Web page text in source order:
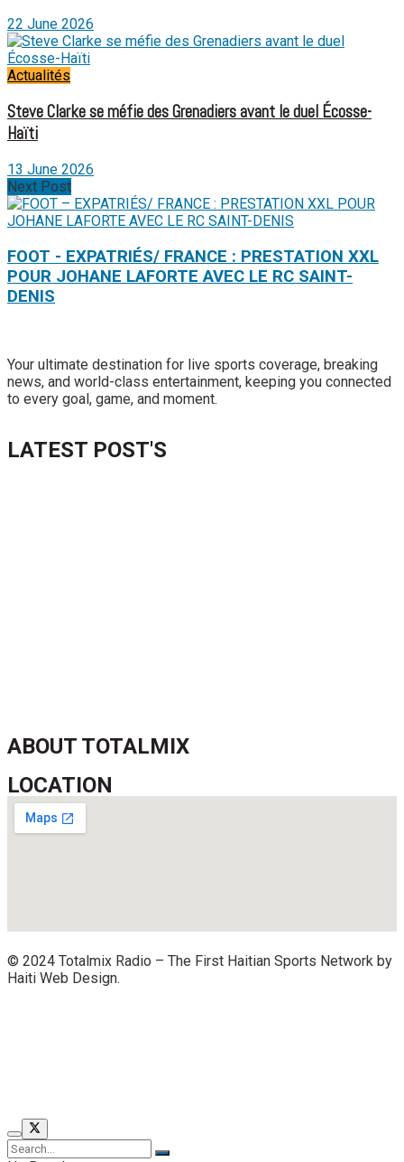
22 June 2026
Actualités
Steve Clarke se méfie des Grenadiers avant le duel Écosse-
Haïti
13 June 2026
Next Post
FOOT - EXPATRIÉS/ FRANCE : PRESTATION XXL
POUR JOHANE LAFORTE AVEC LE RC SAINT-
DENIS
Your ultimate destination for live sports coverage, breaking
news, and world-class entertainment, keeping you connected
to every goal, game, and moment.
LATEST POST'S
ABOUT TOTALMIX
LOCATION
© 2024 Totalmix Radio – The First Haitian Sports Network by
Haiti Web Design.